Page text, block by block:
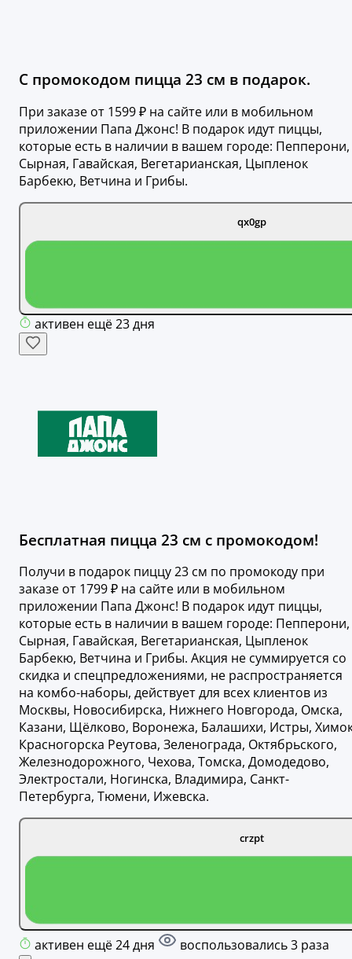
С промокодом пицца 23 см в подарок.
При заказе от 1599 ₽ на сайте или в мобильном
приложении Папа Джонс! В подарок идут пиццы,
которые есть в наличии в вашем городе: Пепперони,
Сырная, Гавайская, Вегетарианская, Цыпленок
Барбекю, Ветчина и Грибы.
qx0gp
активен ещё 23 дня
Бесплатная пицца 23 см с промокодом!
Получи в подарок пиццу 23 см по промокоду при
заказе от 1799 ₽ на сайте или в мобильном
приложении Папа Джонс! В подарок идут пиццы,
которые есть в наличии в вашем городе: Пепперони,
Сырная, Гавайская, Вегетарианская, Цыпленок
Барбекю, Ветчина и Грибы. Акция не суммируется со
скидка и спецпредложениями, не распространяется
на комбо-наборы, действует для всех клиентов из
Москвы, Новосибирска, Нижнего Новгорода, Омска,
Казани, Щёлково, Воронежа, Балашихи, Истры,
Красногорска Реутова, Зеленограда, Октябрьского,
Железнодорожного, Чехова, Томска, Домодедово,
Электростали, Ногинска, Владимира, Санкт-
Петербурга, Тюмени, Ижевска.
crzpt
активен ещё 24 дня воспользовались 3 раза